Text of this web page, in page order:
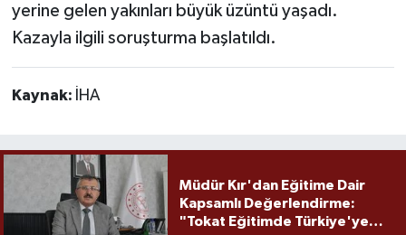
yerine gelen yakınları büyük üzüntü yaşadı.
Kazayla ilgili soruşturma başlatıldı.
Kaynak: İHA
Müdür Kır'dan Eğitime Dair
Kapsamlı Değerlendirme:
"Tokat Eğitimde Türkiye'ye